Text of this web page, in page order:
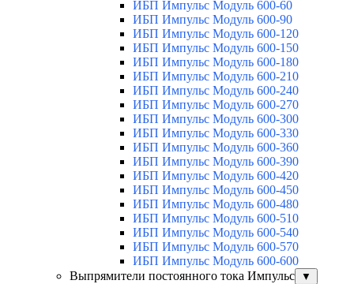
ИБП Импульс Модуль 600-60
ИБП Импульс Модуль 600-90
ИБП Импульс Модуль 600-120
ИБП Импульс Модуль 600-150
ИБП Импульс Модуль 600-180
ИБП Импульс Модуль 600-210
ИБП Импульс Модуль 600-240
ИБП Импульс Модуль 600-270
ИБП Импульс Модуль 600-300
ИБП Импульс Модуль 600-330
ИБП Импульс Модуль 600-360
ИБП Импульс Модуль 600-390
ИБП Импульс Модуль 600-420
ИБП Импульс Модуль 600-450
ИБП Импульс Модуль 600-480
ИБП Импульс Модуль 600-510
ИБП Импульс Модуль 600-540
ИБП Импульс Модуль 600-570
ИБП Импульс Модуль 600-600
Выпрямители постоянного тока Импульс
▼